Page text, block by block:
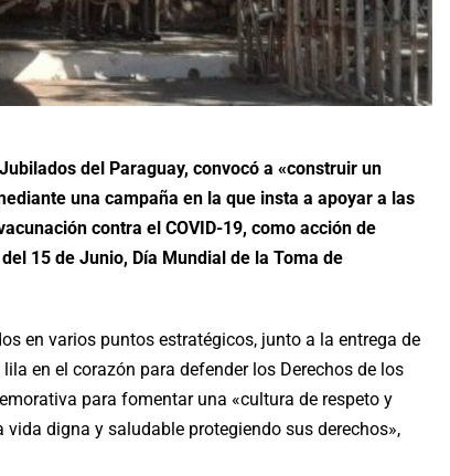
del Paraguay, convocó a «construir un
una campaña en la que insta a apoyar a las
contra el COVID-19, como acción de
15 de Junio, Día Mundial de la Toma de
en varios puntos estratégicos, junto a la entrega de
en el corazón para defender los Derechos de los
para fomentar una «cultura de respeto y
digna y saludable protegiendo sus derechos»,